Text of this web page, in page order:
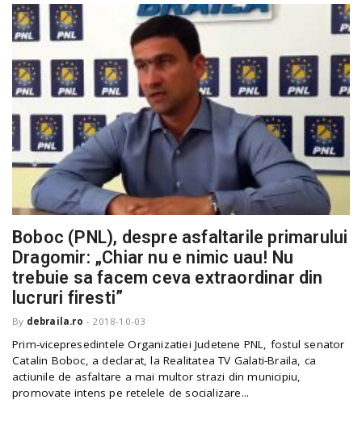
Boboc (PNL), despre asfaltarile primarului
Dragomir: „Chiar nu e nimic uau! Nu
trebuie sa facem ceva extraordinar din
lucruri firesti”
By debraila.ro - 2018-10-03
Prim-vicepresedintele Organizatiei Judetene PNL, fostul senator
Catalin Boboc, a declarat, la Realitatea TV Galati-Braila, ca
actiunile de asfaltare a mai multor strazi din municipiu,
promovate intens pe retelele de socializare...